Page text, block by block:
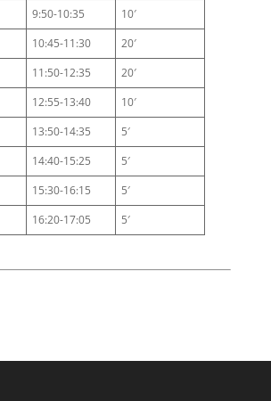
9:50-10:35
10′
10:45-11:30
20′
11:50-12:35
20′
12:55-13:40
10′
13:50-14:35
5′
14:40-15:25
5′
15:30-16:15
5′
16:20-17:05 5′